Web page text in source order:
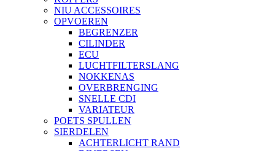
NIU ACCESSOIRES
OPVOEREN
BEGRENZER
CILINDER
ECU
LUCHTFILTERSLANG
NOKKENAS
OVERBRENGING
SNELLE CDI
VARIATEUR
POETS SPULLEN
SIERDELEN
ACHTERLICHT RAND